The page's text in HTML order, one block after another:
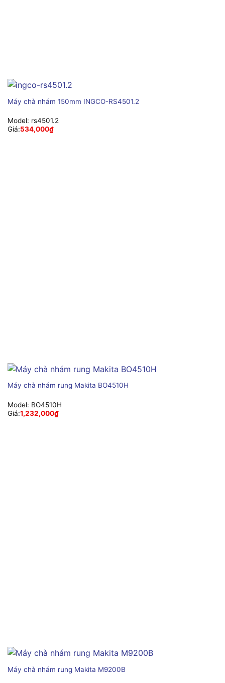
Máy chà nhám 150mm INGCO-RS4501.2
Model: rs4501.2
Giá:534,000₫
Máy chà nhám rung Makita BO4510H
Model: BO4510H
Giá:1,232,000₫
Máy chà nhám rung Makita M9200B